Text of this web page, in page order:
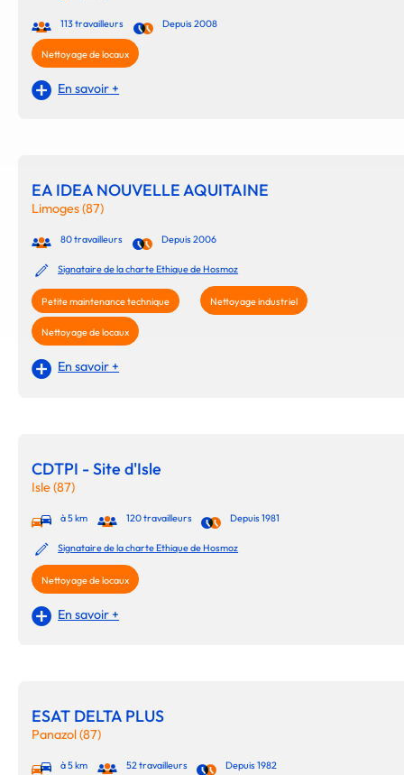
113 travailleurs Depuis 2008
Nettoyage de locaux
En savoir +
EA IDEA NOUVELLE AQUITAINE
Limoges (87)
80 travailleurs Depuis 2006
Signataire de la charte Ethique de Hosmoz
Petite maintenance technique Nettoyage industriel
Nettoyage de locaux
En savoir +
CDTPI - Site d'Isle
Isle (87)
à 5 km 120 travailleurs Depuis 1981
Signataire de la charte Ethique de Hosmoz
Nettoyage de locaux
En savoir +
ESAT DELTA PLUS
Panazol (87)
à 5 km 52 travailleurs Depuis 1982